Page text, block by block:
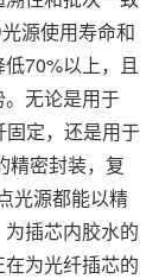
源使用寿命和
70%以上，且
无论是用于
定，还是用于
精密封装，复
光源都能以精
插芯内胶水的
为光纤插芯的